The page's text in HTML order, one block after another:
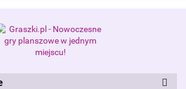
– producent gier
planszowych i RPG